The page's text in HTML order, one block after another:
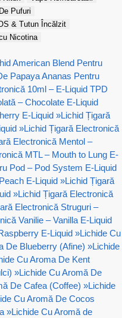
Pufuri
& Tutun Încălzit
Nicotina
American Blend Pentru
Papaya Ananas Pentru
10ml – E-Liquid TPD
– Chocolate E-Liquid
E-Liquid »Lichid Țigară
»Lichid Țigară Electronică
Electronică Mentol –
MTL – Mouth to Lung E-
Pod – Pod System E-Liquid
E-Liquid »Lichid Țigară
»Lichid Țigară Electronică
Electronică Struguri –
Vanilie – Vanilla E-Liquid
E-Liquid »Lichide Cu
De Blueberry (Afine) »Lichide
Cu Aroma De Kent
»Lichide Cu Aromă De
De Cafea (Coffee) »Lichide
Cu Aromă De Cocos
»Lichide Cu Aromă de